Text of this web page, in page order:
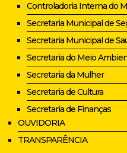
Controladoria Interna do
Secretaria Municipal de
Secretaria Municipal de
Secretaria do Meio
Secretaria da Mulher
Secretaria de Cultura
Secretaria de Finanças
OUVIDORIA
TRANSPARÊNCIA